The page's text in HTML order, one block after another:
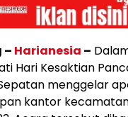
– Harianesia –
Hari Kesaktian
menggelar
kantor